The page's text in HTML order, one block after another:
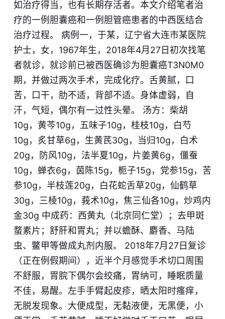
如治疗得当，也有长期存活者。本文介绍笔者治
疗的一例胆囊癌和一例胆管癌患者的中西医结合
治疗过程。 病例一，于某，辽宁省大连市某医院
护士，女，1967年生，2018年4月27日初次找笔
者就诊，就诊前已被西医确诊为胆囊癌T3N0M0
期，并做过两次手术，完成化疗。舌黄腻，口
苦，口干，肋不适，背部不适。身体虚弱，自
汗，气短，偶尔有一过性头晕。 汤方：柴胡
10g，黄芩10g，五味子10g，桂枝10g，白芍
10g，炙甘草6g，生黄芪30g，当归10g，白术
20g，防风10g，法半夏10g，片姜黄6g，僵蚕
10g，蝉衣6g，茵陈15g，栀子15g，党参15g，苦
参10g，半枝莲20g，白花蛇舌草20g，仙鹤草
30g，三棱10g，莪术10g，焦三仙各10g，炒鸡内
金30g 中成药：西黄丸（北京同仁堂）；去甲斑
蝥素片；舒肝和胃丸；并以蟾酥、麝香、马陆
虫、鳖甲等做成丸剂内服。 2018年7月27日复诊
（正在例假期间），近半个月感觉手术切口周围
不舒服，胃脘下偶尔会绞痛，胃纳可，睡眠质量
不佳，易醒。左手手臂起皮疹，晒太阳时瘙痒，
无脱发现象。大便成型，无黏液便，无黑便，小